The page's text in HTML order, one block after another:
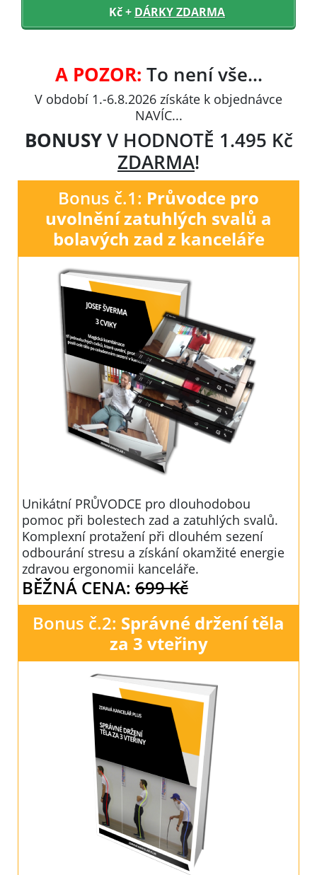
Kč + DÁRKY ZDARMA
A POZOR: To není vše...
V období 1.-6.8.2026 získáte k objednávce
NAVÍC...
BONUSYV HODNOTĚ 1.495 Kč
ZDARMA!
Bonus č.1: Průvodce pro
uvolnění zatuhlých svalů a
bolavých zad z kanceláře
Unikátní PRŮVODCE pro dlouhodobou
pomoc při bolestech zad a zatuhlých svalů.
Komplexní protažení při dlouhém sezení
odbourání stresu a získání okamžité energie
zdravou ergonomii kanceláře.
BĚŽNÁ CENA: 699 Kč
Bonus č.2: Správné držení těla
za 3 vteřiny